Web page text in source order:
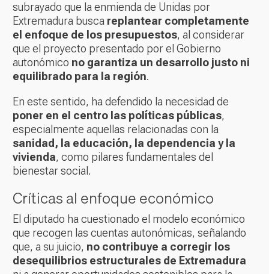
subrayado que la enmienda de Unidas por
Extremadura busca replantear completamente
el enfoque de los presupuestos, al considerar
que el proyecto presentado por el Gobierno
autonómico no garantiza un desarrollo justo ni
equilibrado para la región.
En este sentido, ha defendido la necesidad de
poner en el centro las políticas públicas,
especialmente aquellas relacionadas con la
sanidad, la educación, la dependencia y la
vivienda, como pilares fundamentales del
bienestar social.
Críticas al enfoque económico
El diputado ha cuestionado el modelo económico
que recogen las cuentas autonómicas, señalando
que, a su juicio, no contribuye a corregir los
desequilibrios estructurales de Extremadura